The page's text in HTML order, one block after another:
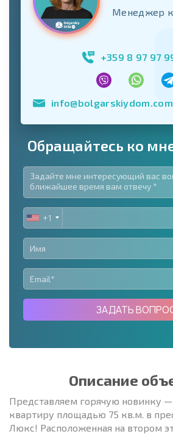
Менеджер
+359 8 97 97
info@bolgarskiydom.com
Обращайтесь ко
UNITED
STATES
+1
+1
ЗАДАТЬ
Описание
Представляем горячую новинку
квартиру площадью 75 кв.м. в
Люкс! Расположенная на втором